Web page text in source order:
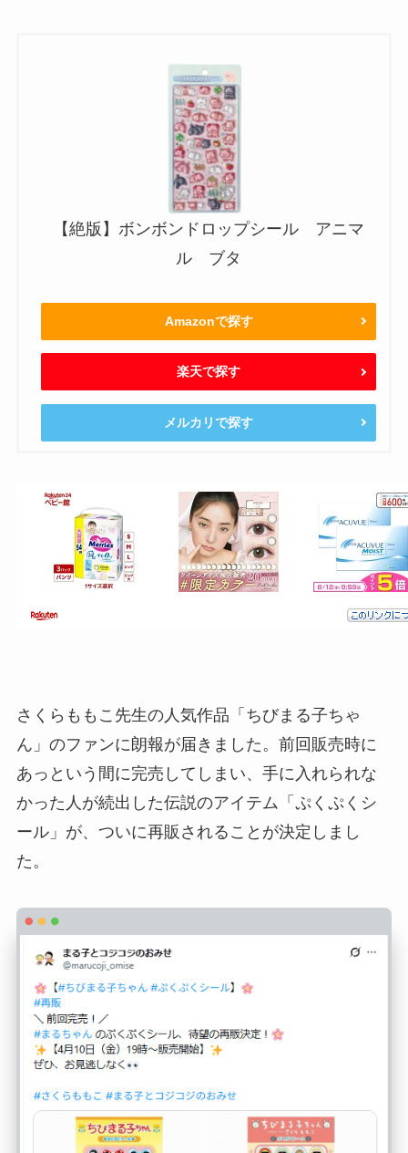
【絶版】ボンボンドロップシール アニマ
ル ブタ
Amazonで探す
楽天で探す
メルカリで探す
さくらももこ先生の人気作品「ちびまる子ちゃ
ん」のファンに朗報が届きました。前回販売時に
あっという間に完売してしまい、手に入れられな
かった人が続出した伝説のアイテム「ぷくぷくシ
ール」が、ついに再販されることが決定しまし
た。